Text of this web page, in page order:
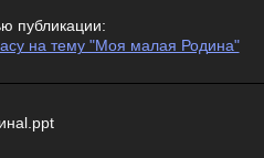
публикации:
на тему "Моя малая Родина"